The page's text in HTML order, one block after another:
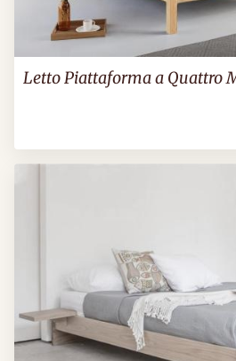
Letto Piattaforma a Quattro